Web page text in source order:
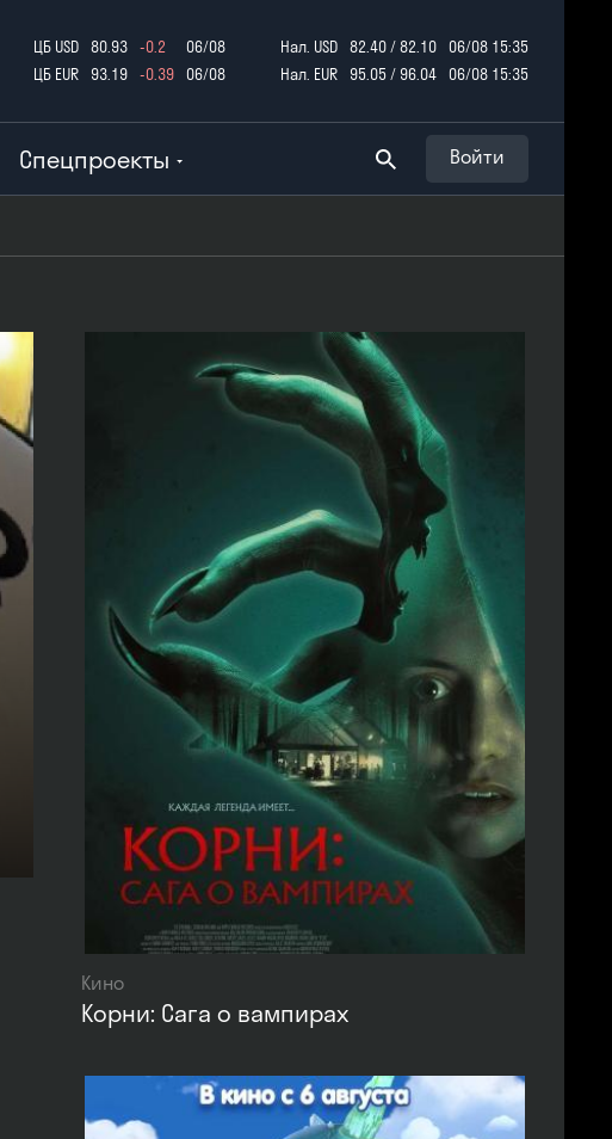
ЦБ USD 80.93 -0.2
06/08
ЦБ EUR
93.19 -0.39 06/08
Нал. USD 82.40 / 82.10
06/08 15:35
Нал. EUR
95.05 / 96.04 06/08 15:35
Спецпроекты Войти
Кино
Корни: Сага о вампирах